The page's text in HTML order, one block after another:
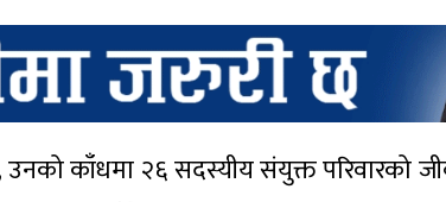
काँधमा २६ सदस्यीय संयुक्त परिवारको